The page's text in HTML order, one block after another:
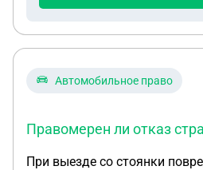
Автомобильное право
Правомерен ли отказ
При выезде со стоянки